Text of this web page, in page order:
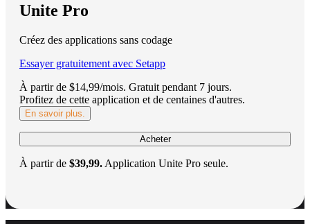
Unite Pro
Créez des applications sans codage
Essayer gratuitement avec Setapp
À partir de $14,99/mois. Gratuit pendant 7 jours.
Profitez de cette application et de centaines d'autres.
En savoir plus.
Acheter
À partir de $39,99. Application Unite Pro seule.